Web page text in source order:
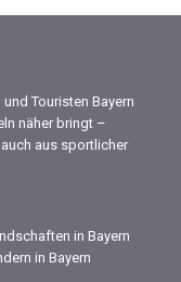
Touristen Bayern
näher bringt –
aus sportlicher